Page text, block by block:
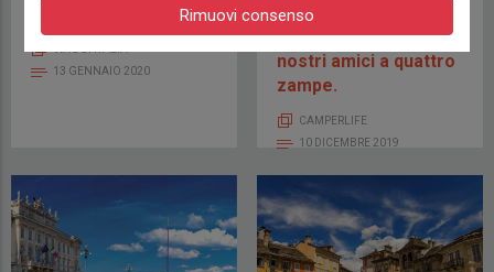
13 GENNAIO 2020
sapere quando si
viaggia in libertà con i
nostri amici a quattro
zampe.
CAMPERLIFE
10 DICEMBRE 2019
Rimuovi consenso